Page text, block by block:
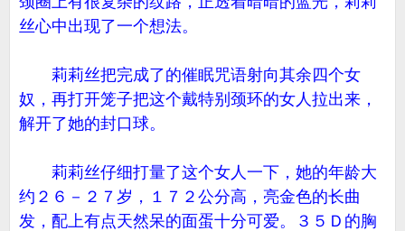
丝心中出现了一个想法。
莉莉丝把完成了的催眠咒语射向其余四个女
奴，再打开笼子把这个戴特别颈环的女人拉出来，
解开了她的封口球。
莉莉丝仔细打量了这个女人一下，她的年龄大
约２６－２７岁，１７２公分高，亮金色的长曲
发，配上有点天然呆的面蛋十分可爱。３５Ｄ的胸